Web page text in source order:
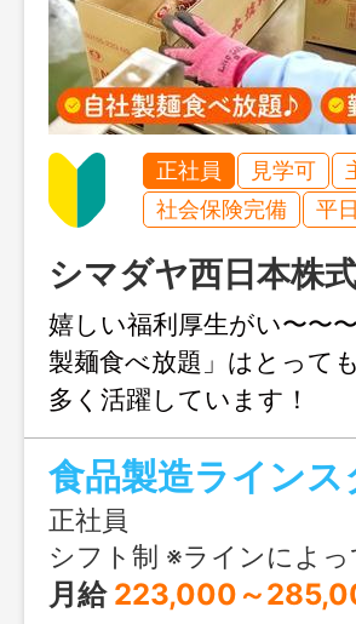
正社員 見学可
社会保険完備
平
シマダヤ西日本株
嬉しい福利厚生がい〜〜
製麺食べ放題」はとっ
多く活躍しています！
食品製造ラインス
正社員
シフト制 ※ラインによって勤務時間が異なります。 --------------------------------- ■製麺 0:00～翌9:00／9:00～18:00／12:00～21:00 ■茹で 1:00～10:00／4:00～13:00／
月給 223,000～285,000